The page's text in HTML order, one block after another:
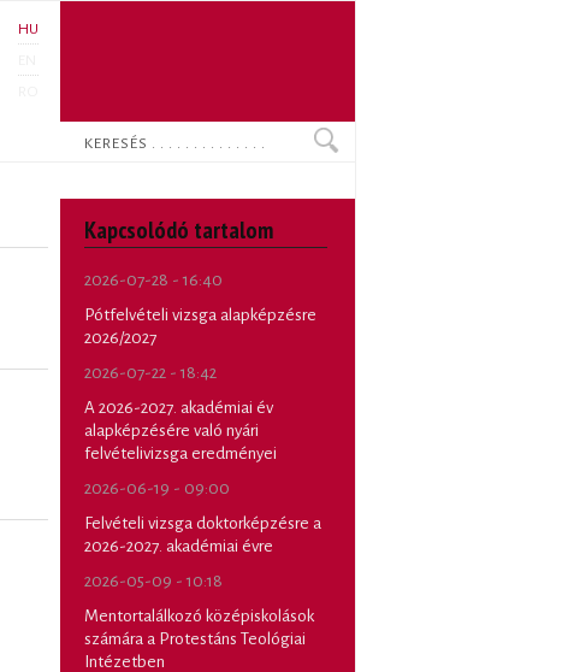
HU
Keresés
Kapcsolódó tartalom
2026-07-28 - 16:40
Pótfelvételi vizsga alapképzésre
2026/2027
2026-07-22 - 18:42
A 2026-2027. akadémiai év
alapképzésére való nyári
felvételivizsga eredményei
2026-06-19 - 09:00
Felvételi vizsga doktorképzésre a
2026-2027. akadémiai évre
2026-05-09 - 10:18
Mentortalálkozó középiskolások
számára a Protestáns Teológiai
Intézetben